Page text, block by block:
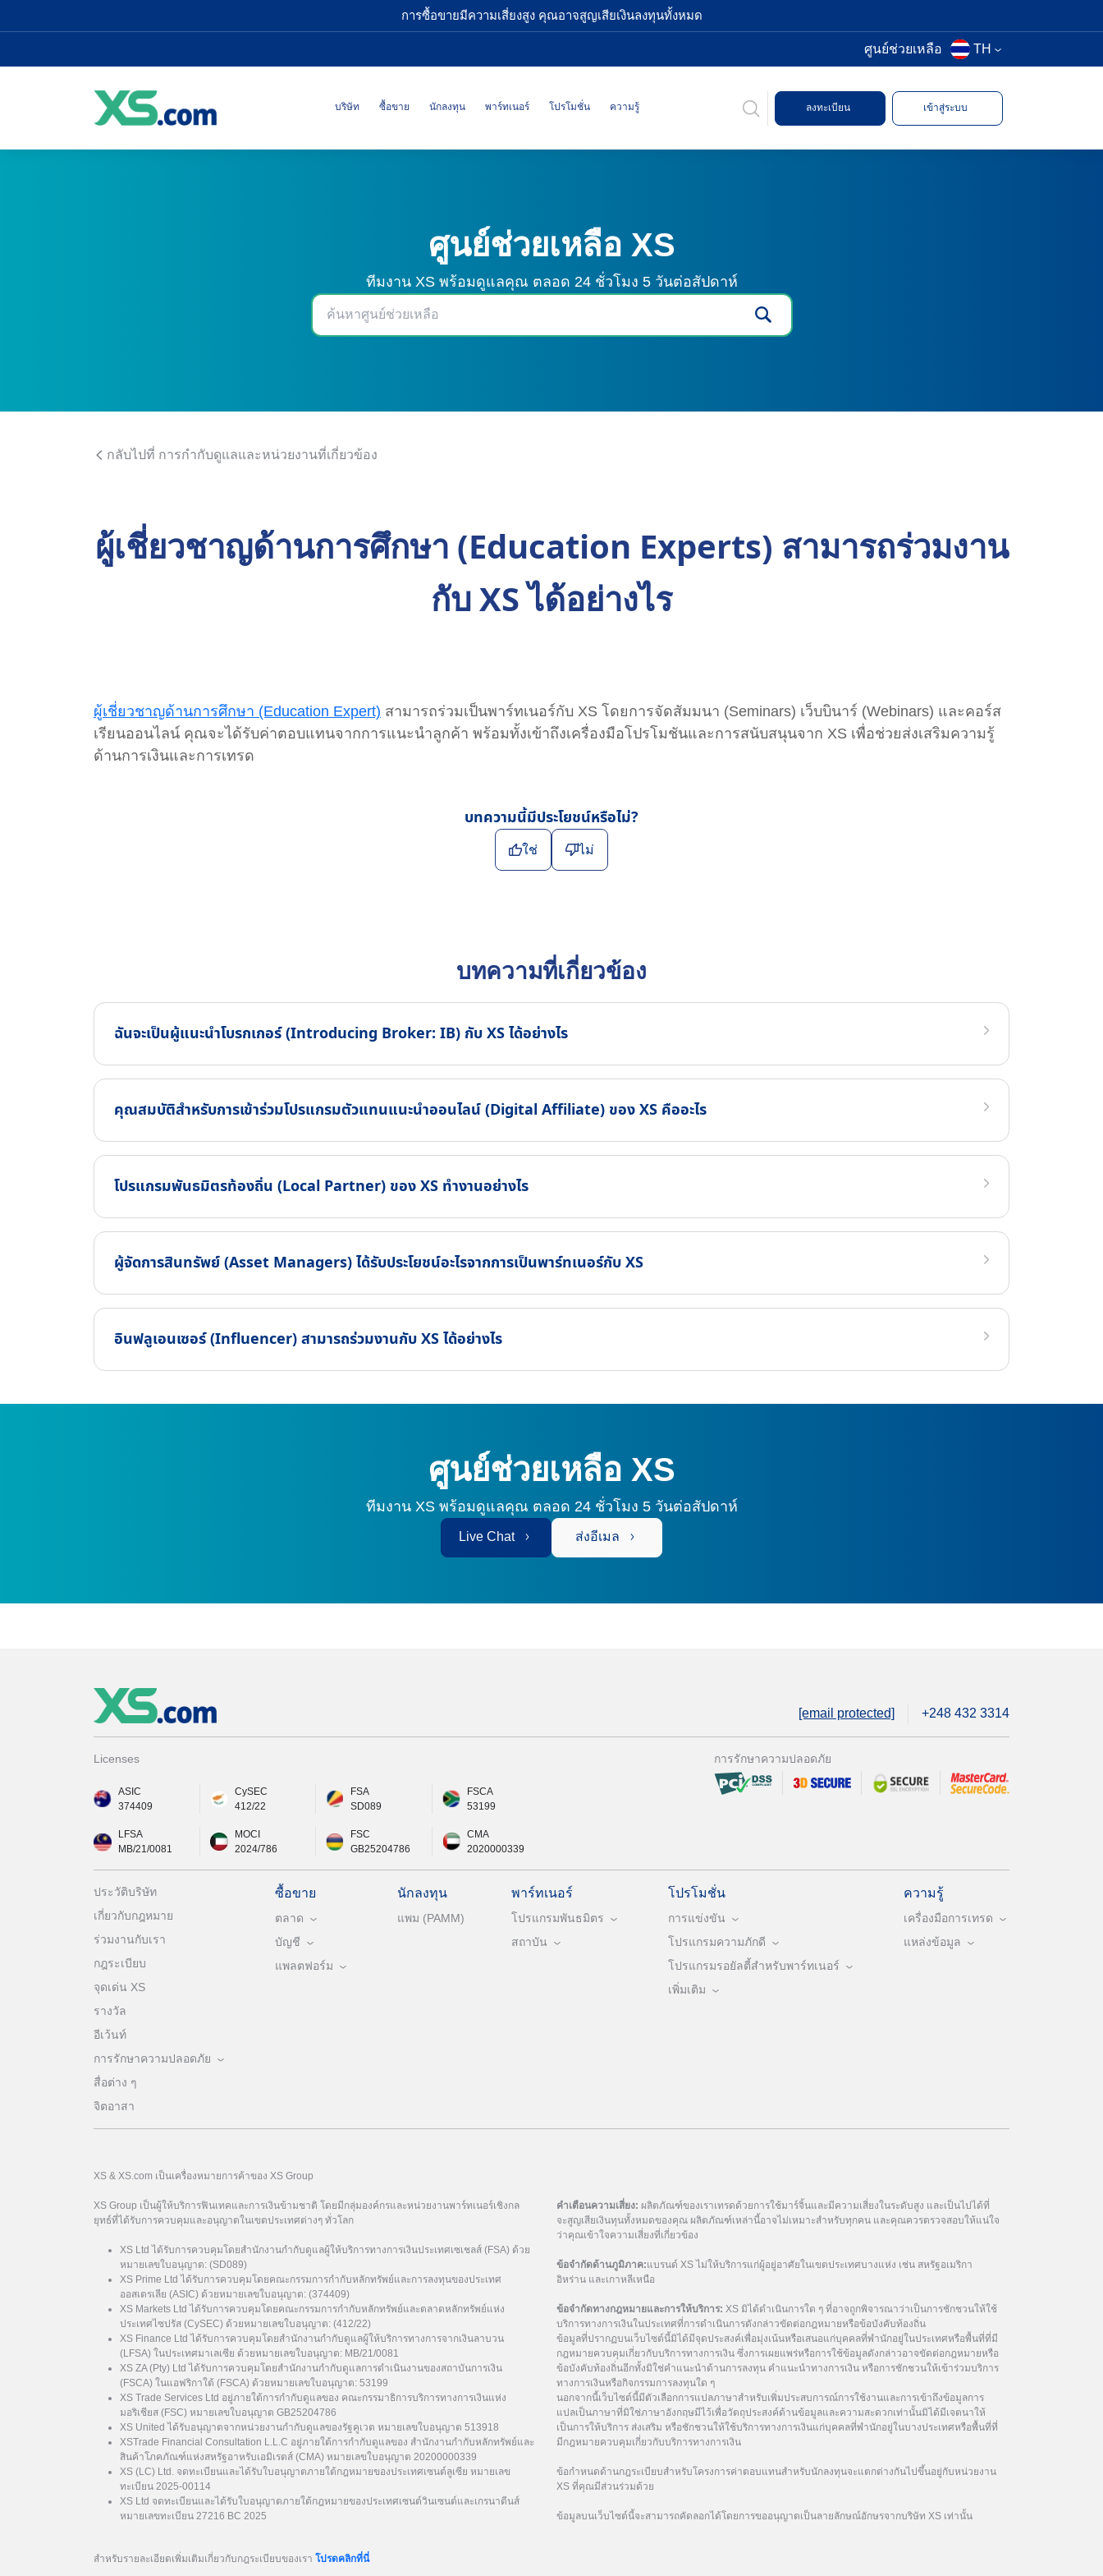
การซื้อขายมีความเสี่ยงสูง คุณอาจสูญเสียเงินลงทุนทั้งหมด
ศูนย์ช่วยเหลือ TH
บริษัท ซื้อขาย นักลงทุน พาร์ทเนอร์ โปรโมชั่น ความรู้ ลงทะเบียน เข้าสู่ระบบ
ศูนย์ช่วยเหลือ XS
ทีมงาน XS พร้อมดูแลคุณ ตลอด 24 ชั่วโมง 5 วันต่อสัปดาห์
กลับไปที่ การกำกับดูแลและหน่วยงานที่เกี่ยวข้อง
ผู้เชี่ยวชาญด้านการศึกษา (Education Experts) สามารถร่วมงาน
กับ XS ได้อย่างไร
ผู้เชี่ยวชาญด้านการศึกษา (Education Expert) สามารถร่วมเป็นพาร์ทเนอร์กับ XS โดยการจัดสัมมนา (Seminars) เว็บบินาร์ (Webinars) และคอร์ส
เรียนออนไลน์ คุณจะได้รับค่าตอบแทนจากการแนะนำลูกค้า พร้อมทั้งเข้าถึงเครื่องมือโปรโมชันและการสนับสนุนจาก XS เพื่อช่วยส่งเสริมความรู้
ด้านการเงินและการเทรด
บทความนี้มีประโยชน์หรือไม่?
ใช่ ไม่
บทความที่เกี่ยวข้อง
ฉันจะเป็นผู้แนะนำโบรกเกอร์ (Introducing Broker: IB) กับ XS ได้อย่างไร
คุณสมบัติสำหรับการเข้าร่วมโปรแกรมตัวแทนแนะนำออนไลน์ (Digital Affiliate) ของ XS คืออะไร
โปรแกรมพันธมิตรท้องถิ่น (Local Partner) ของ XS ทำงานอย่างไร
ผู้จัดการสินทรัพย์ (Asset Managers) ได้รับประโยชน์อะไรจากการเป็นพาร์ทเนอร์กับ XS
อินฟลูเอนเซอร์ (Influencer) สามารถร่วมงานกับ XS ได้อย่างไร
ศูนย์ช่วยเหลือ XS
ทีมงาน XS พร้อมดูแลคุณ ตลอด 24 ชั่วโมง 5 วันต่อสัปดาห์
Live Chat ส่งอีเมล
[email protected] +248 432 3314
Licenses
ASIC
374409
CySEC
412/22
FSA
SD089
FSCA
53199
LFSA
MB/21/0081
MOCI
2024/786
FSC
GB25204786
CMA
2020000339
การรักษาความปลอดภัย
ประวัติบริษัท
เกี่ยวกับกฎหมาย
ร่วมงานกับเรา
กฎระเบียบ
จุดเด่น XS
รางวัล
อีเว้นท์
การรักษาความปลอดภัย
สื่อต่าง ๆ
จิตอาสา
ซื้อขาย
ตลาด
บัญชี
แพลตฟอร์ม
นักลงทุน
แพม (PAMM)
พาร์ทเนอร์
โปรแกรมพันธมิตร
สถาบัน
โปรโมชั่น
การแข่งขัน
โปรแกรมความภักดี
โปรแกรมรอยัลตี้สำหรับพาร์ทเนอร์
เพิ่มเติม
ความรู้
เครื่องมือการเทรด
แหล่งข้อมูล
XS & XS.com เป็นเครื่องหมายการค้าของ XS Group
XS Group เป็นผู้ให้บริการฟินเทคและการเงินข้ามชาติ โดยมีกลุ่มองค์กรและหน่วยงานพาร์ทเนอร์เชิงกล
ยุทธ์ที่ได้รับการควบคุมและอนุญาตในเขตประเทศต่างๆ ทั่วโลก
XS Ltd ได้รับการควบคุมโดยสำนักงานกำกับดูแลผู้ให้บริการทางการเงินประเทศเซเชลส์ (FSA) ด้วย
หมายเลขใบอนุญาต: (SD089)
XS Prime Ltd ได้รับการควบคุมโดยคณะกรรมการกำกับหลักทรัพย์และการลงทุนของประเทศ
ออสเตรเลีย (ASIC) ด้วยหมายเลขใบอนุญาต: (374409)
XS Markets Ltd ได้รับการควบคุมโดยคณะกรรมการกำกับหลักทรัพย์และตลาดหลักทรัพย์แห่ง
ประเทศไซปรัส (CySEC) ด้วยหมายเลขใบอนุญาต: (412/22)
XS Finance Ltd ได้รับการควบคุมโดยสำนักงานกำกับดูแลผู้ให้บริการทางการจากเงินลาบวน
(LFSA) ในประเทศมาเลเซีย ด้วยหมายเลขใบอนุญาต: MB/21/0081
XS ZA (Pty) Ltd ได้รับการควบคุมโดยสำนักงานกำกับดูแลการดำเนินงานของสถาบันการเงิน
(FSCA) ในแอฟริกาใต้ (FSCA) ด้วยหมายเลขใบอนุญาต: 53199
XS Trade Services Ltd อยู่ภายใต้การกำกับดูแลของ คณะกรรมาธิการบริการทางการเงินแห่ง
มอริเชียส (FSC) หมายเลขใบอนุญาต GB25204786
XS United ได้รับอนุญาตจากหน่วยงานกำกับดูแลของรัฐคูเวต หมายเลขใบอนุญาต 513918
XSTrade Financial Consultation L.L.C อยู่ภายใต้การกำกับดูแลของ สำนักงานกำกับหลักทรัพย์และ
สินค้าโภคภัณฑ์แห่งสหรัฐอาหรับเอมิเรตส์ (CMA) หมายเลขใบอนุญาต 20200000339
XS (LC) Ltd. จดทะเบียนและได้รับใบอนุญาตภายใต้กฎหมายของประเทศเซนต์ลูเซีย หมายเลข
ทะเบียน 2025-00114
XS Ltd จดทะเบียนและได้รับใบอนุญาตภายใต้กฎหมายของประเทศเซนต์วินเซนต์และเกรนาดีนส์
หมายเลขทะเบียน 27216 BC 2025
สำหรับรายละเอียดเพิ่มเติมเกี่ยวกับกฎระเบียบของเรา โปรดคลิกที่นี่
คำเตือนความเสี่ยง: ผลิตภัณฑ์ของเราเทรดด้วยการใช้มาร์จิ้นและมีความเสี่ยงในระดับสูง และเป็นไปได้ที่
จะสูญเสียเงินทุนทั้งหมดของคุณ ผลิตภัณฑ์เหล่านี้อาจไม่เหมาะสำหรับทุกคน และคุณควรตรวจสอบให้แน่ใจ
ว่าคุณเข้าใจความเสี่ยงที่เกี่ยวข้อง
ข้อจำกัดด้านภูมิภาค:แบรนด์ XS ไม่ให้บริการแก่ผู้อยู่อาศัยในเขตประเทศบางแห่ง เช่น สหรัฐอเมริกา
อิหร่าน และเกาหลีเหนือ
ข้อจำกัดทางกฎหมายและการให้บริการ: XS มิได้ดำเนินการใด ๆ ที่อาจถูกพิจารณาว่าเป็นการชักชวนให้ใช้
บริการทางการเงินในประเทศที่การดำเนินการดังกล่าวขัดต่อกฎหมายหรือข้อบังคับท้องถิ่น
ข้อมูลที่ปรากฏบนเว็บไซต์นี้มิได้มีจุดประสงค์เพื่อมุ่งเน้นหรือเสนอแก่บุคคลที่พำนักอยู่ในประเทศหรือพื้นที่ที่มี
กฎหมายควบคุมเกี่ยวกับบริการทางการเงิน ซึ่งการเผยแพร่หรือการใช้ข้อมูลดังกล่าวอาจขัดต่อกฎหมายหรือ
ข้อบังคับท้องถิ่นอีกทั้งมิใช่คำแนะนำด้านการลงทุน คำแนะนำทางการเงิน หรือการชักชวนให้เข้าร่วมบริการ
ทางการเงินหรือกิจกรรมการลงทุนใด ๆ
นอกจากนี้เว็บไซต์นี้มีตัวเลือกการแปลภาษาสำหรับเพิ่มประสบการณ์การใช้งานและการเข้าถึงข้อมูลการ
แปลเป็นภาษาที่มิใช่ภาษาอังกฤษมีไว้เพื่อวัตถุประสงค์ด้านข้อมูลและความสะดวกเท่านั้นมิได้มีเจตนาให้
เป็นการให้บริการ ส่งเสริม หรือชักชวนให้ใช้บริการทางการเงินแก่บุคคลที่พำนักอยู่ในบางประเทศหรือพื้นที่ที่
มีกฎหมายควบคุมเกี่ยวกับบริการทางการเงิน
ข้อกำหนดด้านกฎระเบียบสำหรับโครงการค่าตอบแทนสำหรับนักลงทุนจะแตกต่างกันไปขึ้นอยู่กับหน่วยงาน
XS ที่คุณมีส่วนร่วมด้วย
ข้อมูลบนเว็บไซต์นี้จะสามารถคัดลอกได้โดยการขออนุญาตเป็นลายลักษณ์อักษรจากบริษัท XS เท่านั้น